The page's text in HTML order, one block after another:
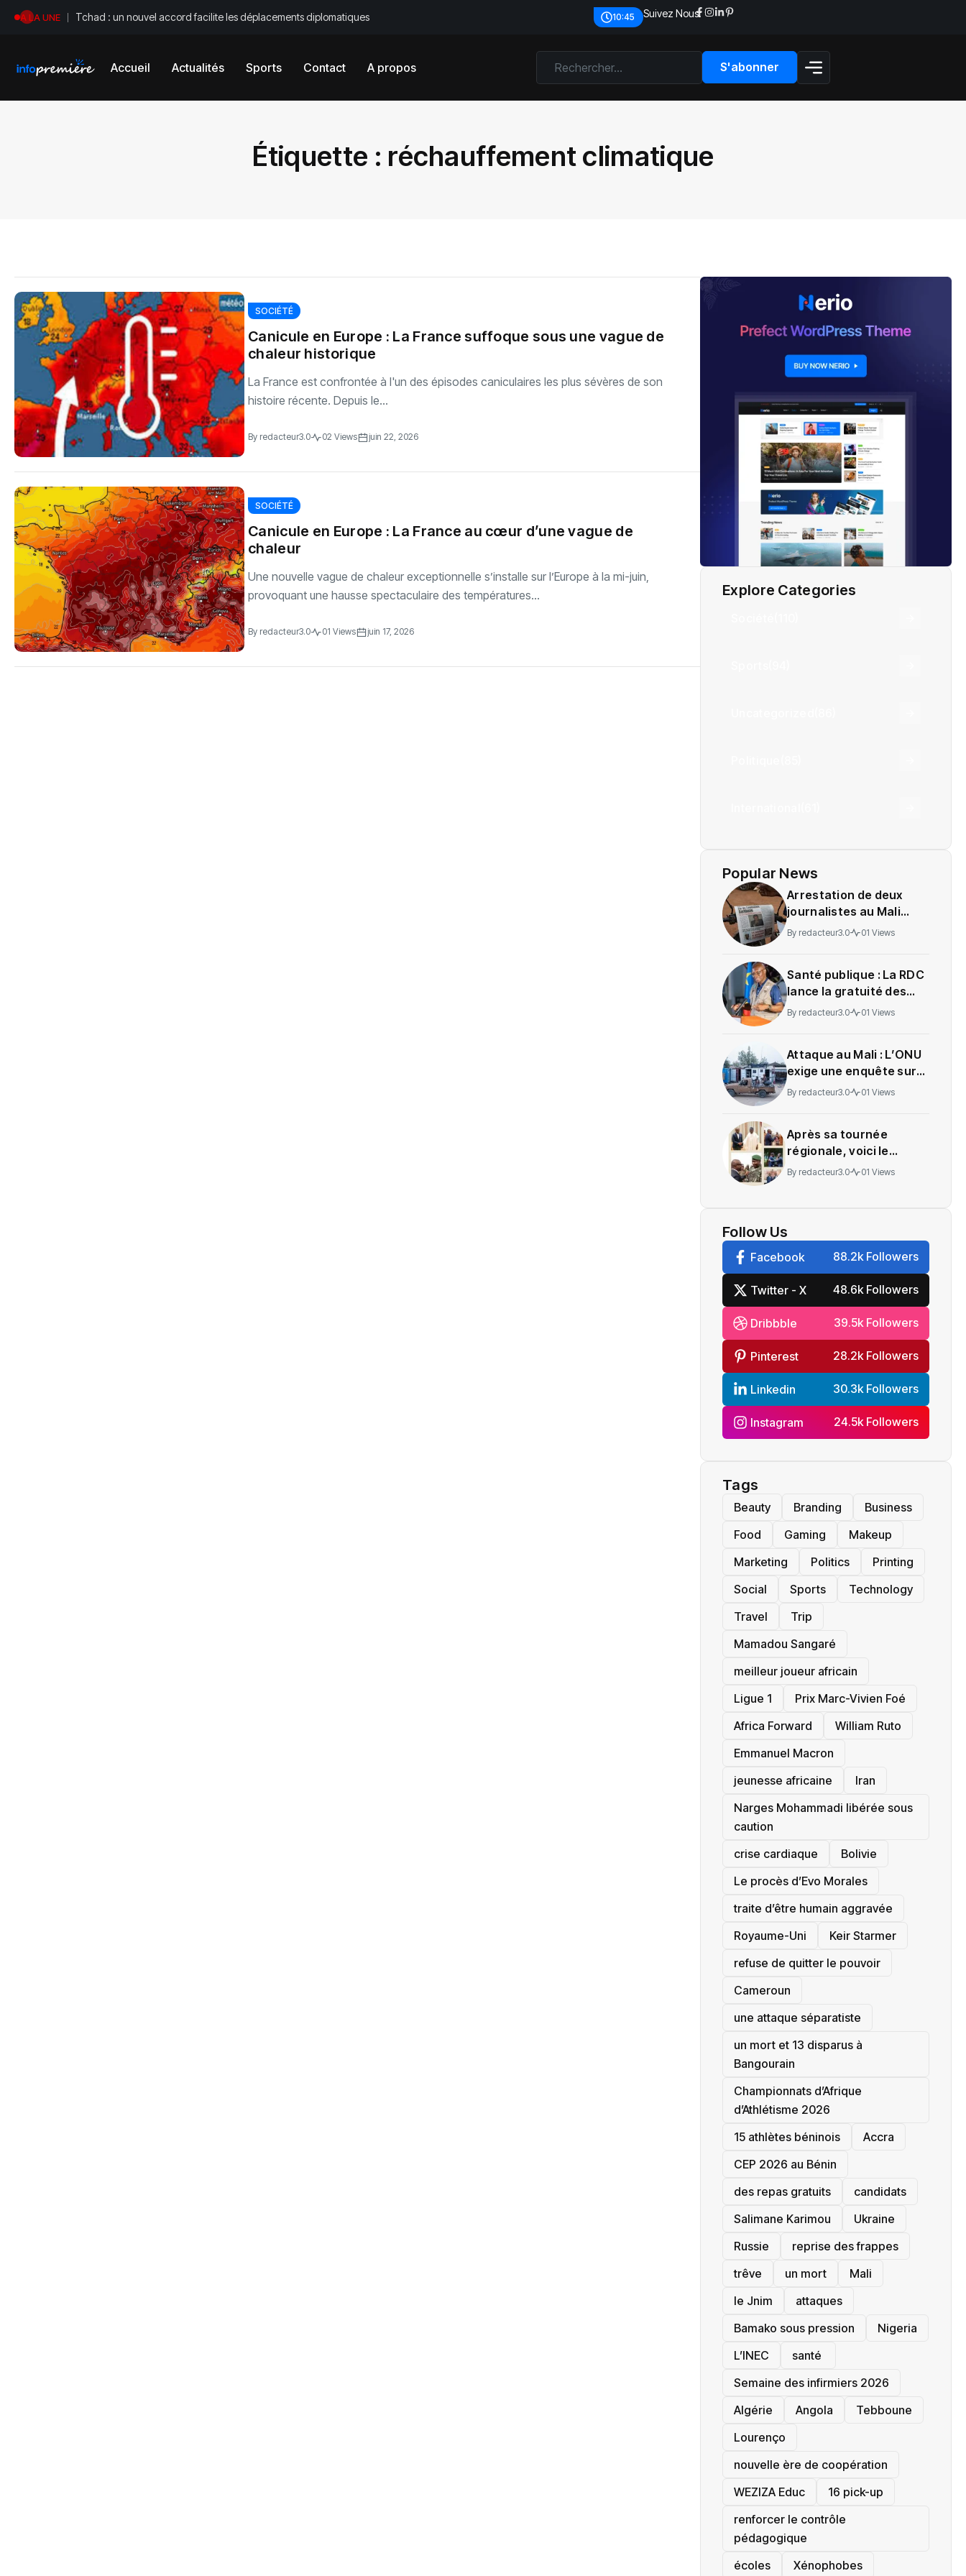
A LA UNE Tchad : un nouvel accord facilite les déplacements diplomatiques 10:45 Suivez Nous:
Accueil Actualités Sports Contact A propos S'abonner
Étiquette : réchauffement climatique
SOCIÉTÉ
Canicule en Europe : La France suffoque sous une vague de
chaleur historique
La France est confrontée à l'un des épisodes caniculaires les plus sévères de son
histoire récente. Depuis le...
By redacteur3.0 02 Views juin 22, 2026
SOCIÉTÉ
Canicule en Europe : La France au cœur d’une vague de
chaleur
Une nouvelle vague de chaleur exceptionnelle s’installe sur l’Europe à la mi-juin,
provoquant une hausse spectaculaire des températures...
By redacteur3.0 01 Views juin 17, 2026
Explore Categories
Popular News
Arrestation de deux
journalistes au Mali
provoque une
By redacteur3.0 01 Views
Santé publique : La RDC
lance la gratuité des
soins en Ituri
By redacteur3.0 01 Views
Attaque au Mali : L’ONU
exige une enquête sur
des soldats tués
By redacteur3.0 01 Views
Après sa tournée
régionale, voici le
message de Wadagni
By redacteur3.0 01 Views
Follow Us
Facebook 88.2k Followers
Twitter - X 48.6k Followers
Dribbble 39.5k Followers
Pinterest 28.2k Followers
Linkedin 30.3k Followers
Instagram 24.5k Followers
Tags
Beauty Branding
Business
Food
Gaming
Makeup
Marketing
Politics
Printing
Social
Sports
Technology
Travel
Trip
Mamadou Sangaré
meilleur joueur africain
Ligue 1
Prix Marc-Vivien Foé
‎Africa Forward
William Ruto
Emmanuel Macron
jeunesse africaine
‎Iran
Narges Mohammadi libérée sous
caution
crise cardiaque
‎Bolivie
Le procès d’Evo Morales
traite d’être humain aggravée
‎Royaume-Uni
Keir Starmer
refuse de quitter le pouvoir
‎Cameroun
une attaque séparatiste
un mort et 13 disparus à
Bangourain
‎Championnats d’Afrique
d’Athlétisme 2026
15 athlètes béninois
Accra
‎CEP 2026 au Bénin
des repas gratuits
candidats
Salimane Karimou
Ukraine
Russie
reprise des frappes
trêve
un mort
Mali
le Jnim
attaques
Bamako sous pression
‎Nigeria
L’INEC
santé ‎
Semaine des infirmiers 2026
‎Algérie
Angola
Tebboune
Lourenço
nouvelle ère de coopération
‎WEZIZA Educ
16 pick-up
renforcer le contrôle
pédagogique
écoles
‎Xénophobes